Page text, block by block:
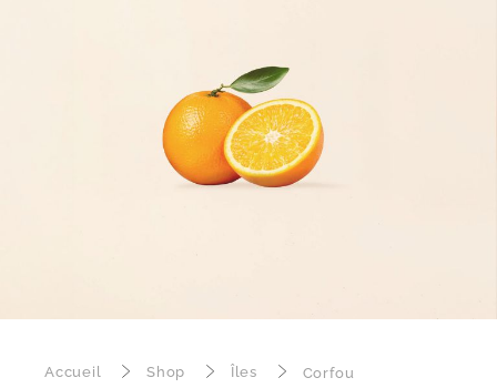
Accueil Shop Îles Corfou